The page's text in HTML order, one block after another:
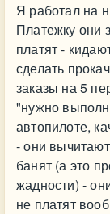
Я работал на
Платежку они
платят -
сделать
заказы на 5
"нужно
автопилоте,
- они
банят (а это
жадности) -
не платят